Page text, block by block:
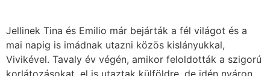
Jellinek Tina és Emilio már bejárták a fél világot és a
mai napig is imádnak utazni közös kislányukkal,
Vivikével. Tavaly év végén, amikor feloldották a szigorú
korlátozásokat, el is utaztak külföldre, de idén nyáron